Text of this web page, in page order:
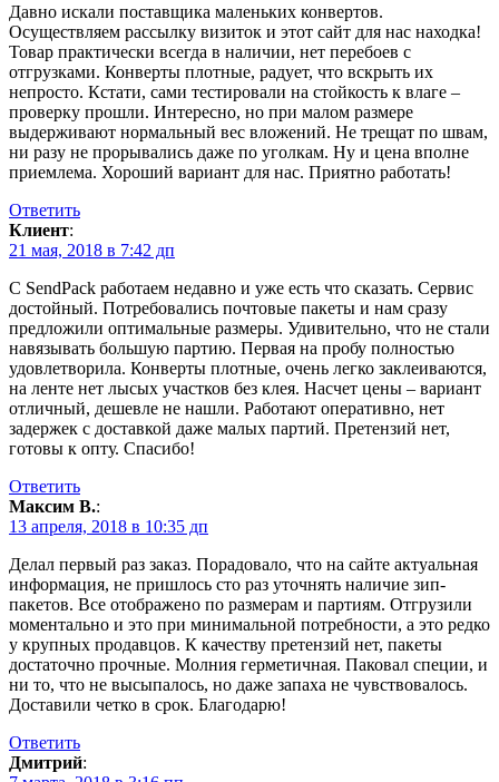
Давно искали поставщика маленьких конвертов.
Осуществляем рассылку визиток и этот сайт для нас находка!
Товар практически всегда в наличии, нет перебоев с
отгрузками. Конверты плотные, радует, что вскрыть их
непросто. Кстати, сами тестировали на стойкость к влаге –
проверку прошли. Интересно, но при малом размере
выдерживают нормальный вес вложений. Не трещат по швам,
ни разу не прорывались даже по уголкам. Ну и цена вполне
приемлема. Хороший вариант для нас. Приятно работать!
Ответить
Клиент:
21 мая, 2018 в 7:42 дп
С SendPack работаем недавно и уже есть что сказать. Сервис
достойный. Потребовались почтовые пакеты и нам сразу
предложили оптимальные размеры. Удивительно, что не стали
навязывать большую партию. Первая на пробу полностью
удовлетворила. Конверты плотные, очень легко заклеиваются,
на ленте нет лысых участков без клея. Насчет цены – вариант
отличный, дешевле не нашли. Работают оперативно, нет
задержек с доставкой даже малых партий. Претензий нет,
готовы к опту. Спасибо!
Ответить
Максим В.:
13 апреля, 2018 в 10:35 дп
Делал первый раз заказ. Порадовало, что на сайте актуальная
информация, не пришлось сто раз уточнять наличие зип-
пакетов. Все отображено по размерам и партиям. Отгрузили
моментально и это при минимальной потребности, а это редко
у крупных продавцов. К качеству претензий нет, пакеты
достаточно прочные. Молния герметичная. Паковал специи, и
ни то, что не высыпалось, но даже запаха не чувствовалось.
Доставили четко в срок. Благодарю!
Ответить
Дмитрий: